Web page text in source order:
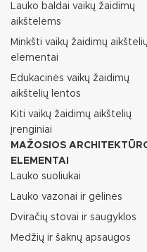
Lauko baldai vaikų žaidimų
aikštelėms
Minkšti vaikų žaidimų aikštelių
elementai
Edukacinės vaikų žaidimų
aikštelių lentos
Kiti vaikų žaidimų aikštelių
įrenginiai
MAŽOSIOS
ELEMENTAI
Lauko suoliukai
Lauko vazonai ir gėlinės
Dviračių stovai ir saugyklos
Medžių ir šaknų apsaugos